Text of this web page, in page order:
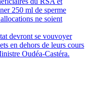
250 ml de sperme
ne soient
devront se vouvoyer
en dehors de leurs cours
Oudéa-Castéra.